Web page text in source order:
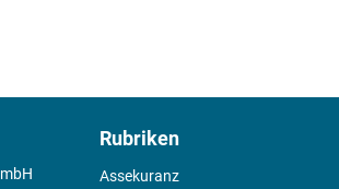
Rubriken
Assekuranz